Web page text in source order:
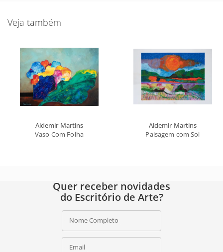
Veja também
Aldemir Martins
Vaso Com Folha
Aldemir Martins
Paisagem com Sol
Quer receber novidades
do Escritório de Arte?
Nome Completo
Email